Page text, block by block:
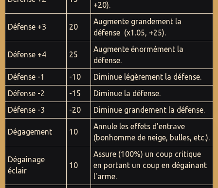
+20).
Défense +3 20
Augmente grandement la
défense (x1.05, +25).
Défense +4 25
Augmente énormément la
défense.
Défense -1
-10
Diminue légèrement la défense.
Défense -2
-15
Diminue la défense.
Défense -3
-20 Diminue grandement la défense.
Dégagement 10
Annule les effets d'entrave
(bonhomme de neige, bulles, etc.).
Dégainage
éclair
10
Assure (100%) un coup critique
en portant un coup en dégainant
l'arme.